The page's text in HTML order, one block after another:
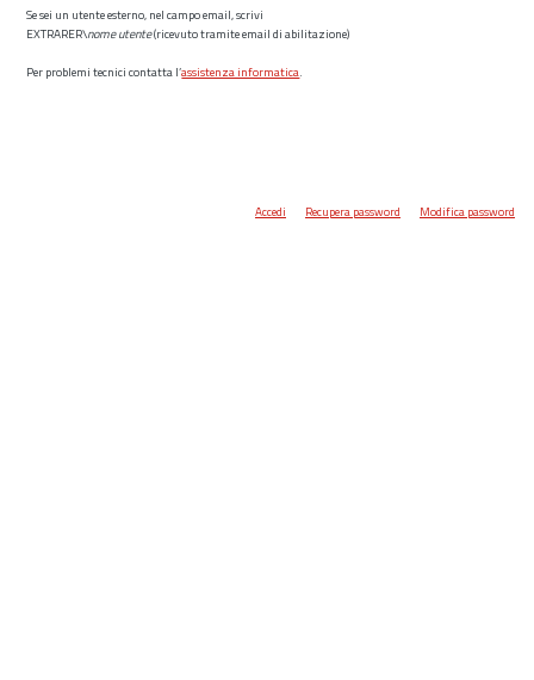
Se sei un utente esterno, nel campo email, scrivi
EXTRARER\nome utente(ricevuto tramite email di abilitazione)
Per problemi tecnici contatta l’assistenza informatica.
Accedi Recupera password Modifica password